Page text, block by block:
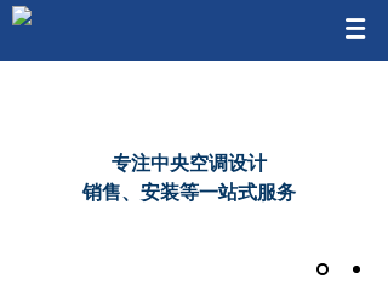
专注中央空调设计
销售、安装等一站式服务